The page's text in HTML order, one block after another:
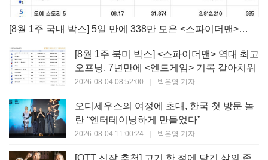
[8월 1주 국내 박스] 5일 만에 338만 모은 <스파이더맨> 극장가 235% 대반등, <호프>는 400만 돌파
[8월 1주 북미 박스] <스파이더맨> 역대 최고
오프닝, 7년만에 <엔드게임> 기록 갈아치워
2026-08-04 08:52:00 | 박은영 기자
오디세우스의 여정에 초대, 한국 첫 방문 놀
란 “엔터테이닝하게 만들었다”
2026-08-04 11:00:24 | 박은영 기자
[OTT 신작 추천] 고기 한 점에 담긴 삶의 존